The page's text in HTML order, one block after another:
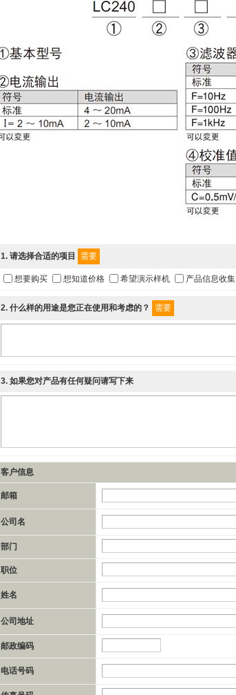
1. 请选择合适的项目 需要
想要购买 想知道价格 希望演示样机 产品信息收集
2. 什么样的用途是您正在使用和考虑的？ 需要
3. 如果您对产品有任何疑问请写下来
客户信息
邮箱
公司名
部门
职位
姓名
公司地址
邮政编码
电话号码